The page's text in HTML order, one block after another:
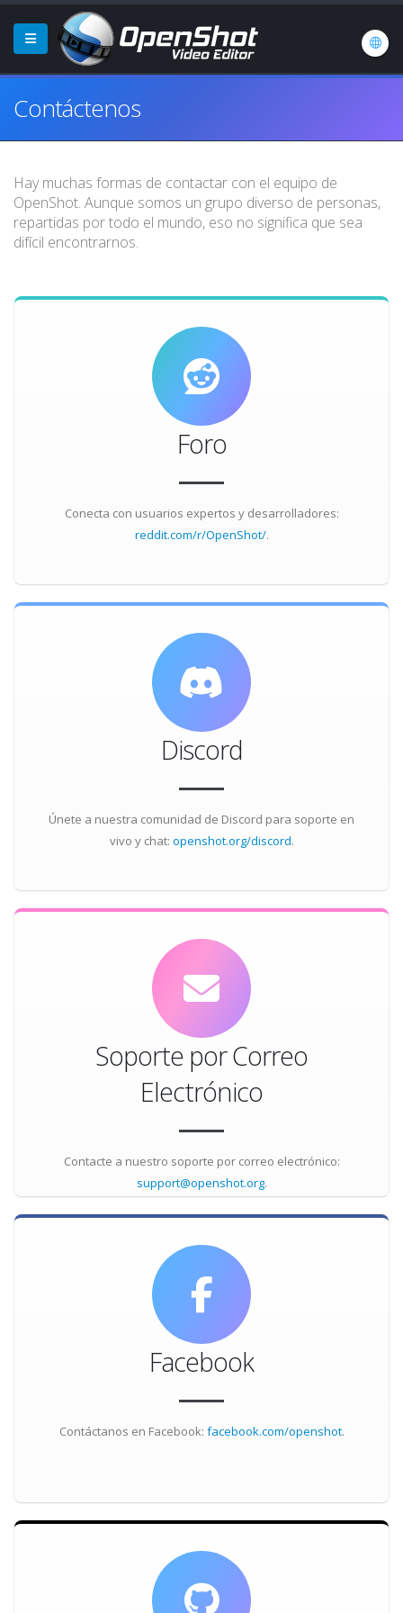
Contáctenos
Hay muchas formas de contactar con el equipo de
OpenShot. Aunque somos un grupo diverso de personas,
repartidas por todo el mundo, eso no significa que sea
difícil encontrarnos.
Foro
Conecta con usuarios expertos y desarrolladores:
reddit.com/r/OpenShot/.
Discord
Únete a nuestra comunidad de Discord para soporte en
vivo y chat: openshot.org/discord.
Soporte por Correo
Electrónico
Contacte a nuestro soporte por correo electrónico:
support@openshot.org.
Facebook
Contáctanos en Facebook: facebook.com/openshot.